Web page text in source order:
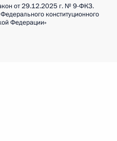
от 29.12.2025 г. № 9-ФКЗ.
конституционного
Федерации»